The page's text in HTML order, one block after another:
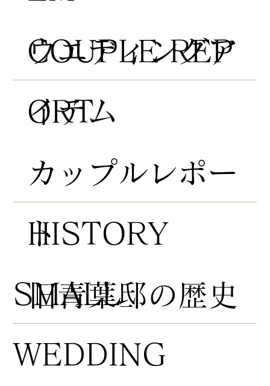
HISTORY
COUPLE REP
ORT
​旧青葉邸の歴史
​カップルレポー
ト
​ウエディングア
イテム
​SMALL
WEDDING